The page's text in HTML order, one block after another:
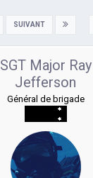
SUIVANT
SGT Major Ray
Jefferson
Général de brigade